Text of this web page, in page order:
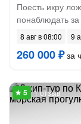
Поесть икру
понаблюдать
8 авг в 08:00 9
260 000 ₽за
1 отзыв